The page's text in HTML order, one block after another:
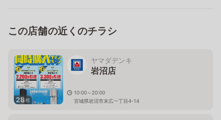
この店舗の近くのチラシ
28枚
ヤマダデンキ
岩沼店
10:00～20:00
宮城県岩沼市末広一丁目4-14